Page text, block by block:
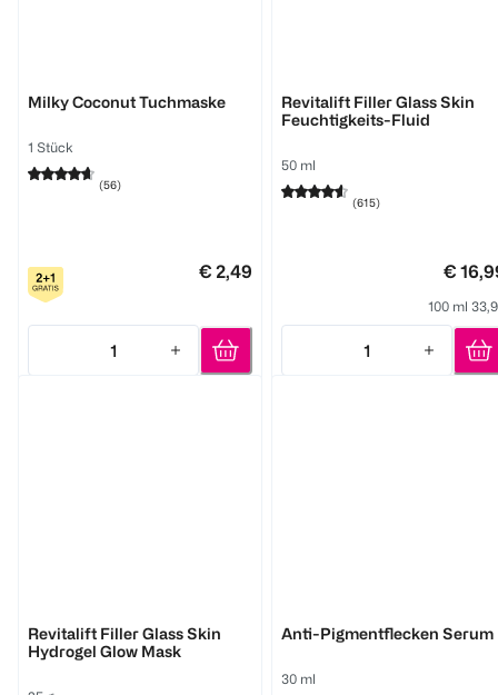
Milky Coconut Tuchmaske
1 Stück
(56)
€ 2,49
1
Quantity: 1
Revitalift Filler Glass Skin
Feuchtigkeits-Fluid
50 ml
(615)
€
100 ml
1
Quantity: 1
Revitalift Filler Glass Skin
Hydrogel Glow Mask
Anti-Pigmentflecken Serum
30 ml